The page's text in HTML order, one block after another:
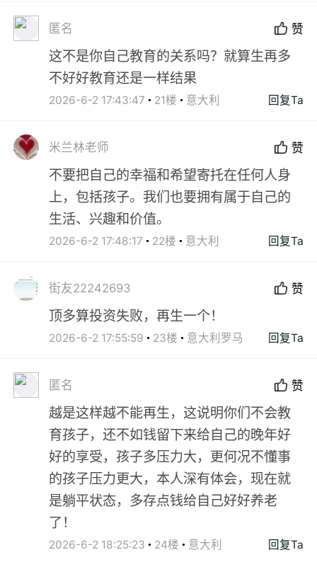
匿名 赞
这不是你自己教育的关系吗？就算生再多
不好好教育还是一样结果
2026-6-2 17:43:47 21楼 意大利 回复Ta
米兰林老师 赞
不要把自己的幸福和希望寄托在任何人身
上，包括孩子。我们也要拥有属于自己的
生活、兴趣和价值。
2026-6-2 17:48:17 22楼 意大利 回复Ta
街友22242693 赞
顶多算投资失败，再生一个！
2026-6-2 17:55:59 23楼 意大利罗马 回复Ta
匿名 赞
越是这样越不能再生，这说明你们不会教
育孩子，还不如钱留下来给自己的晚年好
好的享受，孩子多压力大，更何况不懂事
的孩子压力更大，本人深有体会，现在就
是躺平状态，多存点钱给自己好好养老
了！
2026-6-2 18:25:23 24楼 意大利 回复Ta